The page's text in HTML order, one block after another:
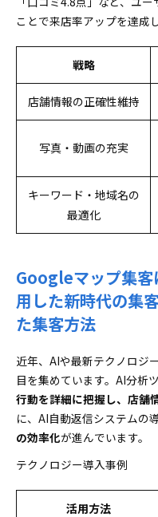
ことで来店率アップを達成
戦略
店舗情報の正確性維持
写真・動画の充実
キーワード・地域名の
最適化
Googleマップ集客
用した新時代の集
た集客方法
近年、AIや最新テクノロジ
目を集めています。AI分析
行動を詳細に把握し、店舗
に、AI自動返信システムの
の効率化が進んでいます。
テクノロジー導入事例
活用方法